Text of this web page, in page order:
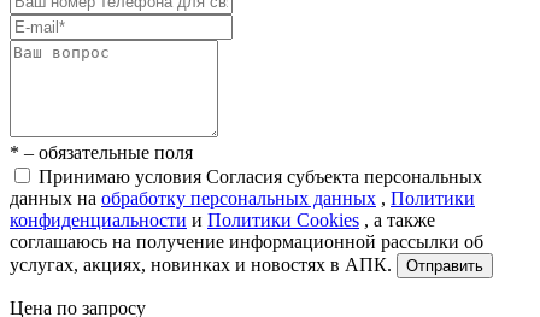
* – обязательные поля
Принимаю условия Согласия субъекта персональных
данных на обработку персональных данных , Политики
конфиденциальности и Политики Cookies , а также
соглашаюсь на получение информационной рассылки об
услугах, акциях, новинках и новостях в АПК.
Отправить
Цена по запросу